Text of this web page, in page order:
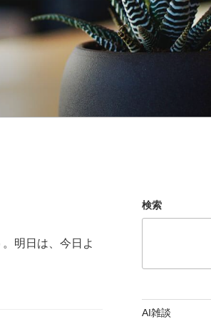
明日は、今日よ
検索
AI雑談